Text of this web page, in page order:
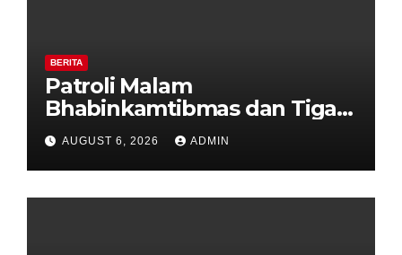
BERITA
Patroli Malam
Bhabinkamtibmas dan Tiga
Pilar Kelurahan Ungaran
Perkuat Kamtibmas, Warga
Diajak Aktifkan Ronda
AUGUST 6, 2026 ADMIN